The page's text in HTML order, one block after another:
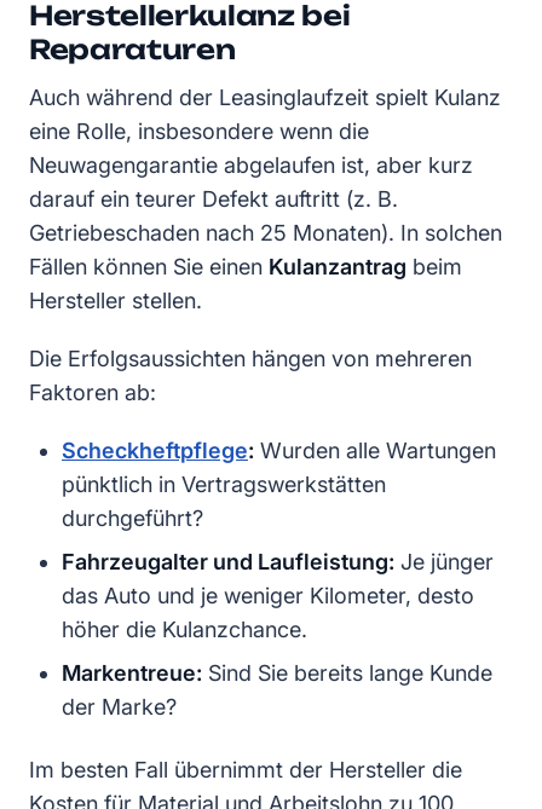
Herstellerkulanz bei
Reparaturen
Auch während der Leasinglaufzeit spielt Kulanz
eine Rolle, insbesondere wenn die
Neuwagengarantie abgelaufen ist, aber kurz
darauf ein teurer Defekt auftritt (z. B.
Getriebeschaden nach 25 Monaten). In solchen
Fällen können Sie einen Kulanzantrag beim
Hersteller stellen.
Die Erfolgsaussichten hängen von mehreren
Faktoren ab:
Scheckheftpflege: Wurden alle Wartungen
pünktlich in Vertragswerkstätten
durchgeführt?
Fahrzeugalter und Laufleistung: Je jünger
das Auto und je weniger Kilometer, desto
höher die Kulanzchance.
Markentreue: Sind Sie bereits lange Kunde
der Marke?
Im besten Fall übernimmt der Hersteller die
Kosten für Material und Arbeitslohn zu 100